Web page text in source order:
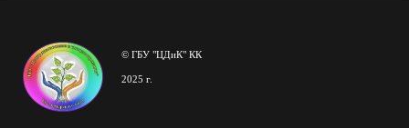
© ГБУ "ЦДиК" КК
2025 г.